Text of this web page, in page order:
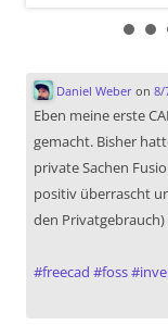
Daniel Weberon 8/
Eben meine erste
gemacht. Bisher
private Sachen
positiv überrascht
den
#freecad #foss#